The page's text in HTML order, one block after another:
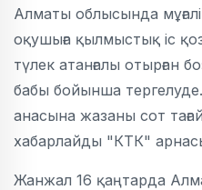
Алматы облысында
оқушыға қылмыстық іс
түлек атанғалы отырған
бабы бойынша
анасына жазаны сот
хабарлайды "КТК"
Жанжал 16 қаңтарда